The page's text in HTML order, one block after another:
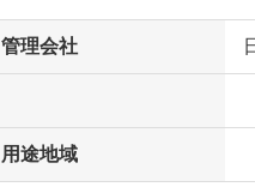
管理会社
用途地域